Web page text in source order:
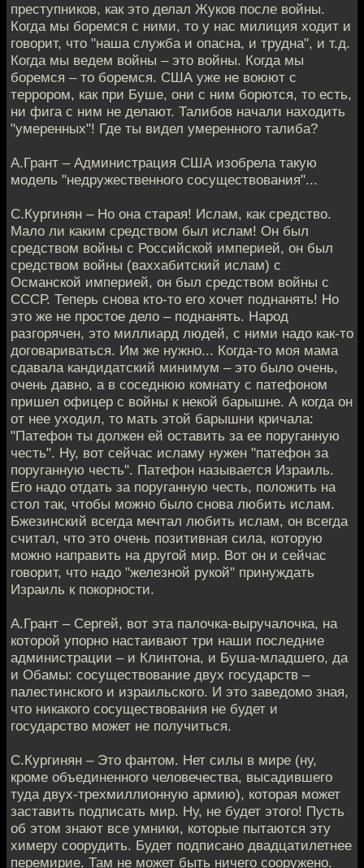
преступников, как это делал Жуков после войны.
Когда мы боремся с ними, то у нас милиция ходит и
говорит, что "наша служба и опасна, и трудна", и т.д.
Когда мы ведем войны – это войны. Когда мы
боремся – то боремся. США уже не воюют с
террором, как при Буше, они с ним борются, то есть,
ни фига с ним не делают. Талибов начали находить
"умеренных"! Где ты видел умеренного талиба?
А.Грант – Администрация США изобрела такую
модель "недружественного сосуществования"...
С.Кургинян – Но она старая! Ислам, как средство.
Мало ли каким средством был ислам! Он был
средством войны с Российской империей, он был
средством войны (ваххабитский ислам) с
Османской империей, он был средством войны с
СССР. Теперь снова кто-то его хочет поднанять! Но
это же не простое дело – поднанять. Народ
разгорячен, это миллиард людей, с ними надо как-то
договариваться. Им же нужно... Когда-то моя мама
сдавала кандидатский минимум – это было очень,
очень давно, а в соседнюю комнату с патефоном
пришел офицер с войны к некой барышне. А когда он
от нее уходил, то мать этой барышни кричала:
"Патефон ты должен ей оставить за ее поруганную
честь". Ну, вот сейчас исламу нужен "патефон за
поруганную честь". Патефон называется Израиль.
Его надо отдать за поруганную честь, положить на
стол так, чтобы можно было снова любить ислам.
Бжезинский всегда мечтал любить ислам, он всегда
считал, что это очень позитивная сила, которую
можно направить на другой мир. Вот он и сейчас
говорит, что надо "железной рукой" принуждать
Израиль к покорности.
А.Грант – Сергей, вот эта палочка-выручалочка, на
которой упорно настаивают три наши последние
администрации – и Клинтона, и Буша-младшего, да
и Обамы: сосуществование двух государств –
палестинского и израильского. И это заведомо зная,
что никакого сосуществования не будет и
государство может не получиться.
С.Кургинян – Это фантом. Нет силы в мире (ну,
кроме объединенного человечества, высадившего
туда двух-трехмиллионную армию), которая может
заставить подписать мир. Ну, не будет этого! Пусть
об этом знают все умники, которые пытаются эту
химеру соорудить. Будет подписано двадцатилетнее
перемирие. Там не может быть ничего сооружено.